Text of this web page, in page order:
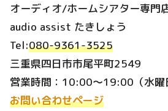
オーディオ/ホームシアター専門
audio assist たきしょう
Tel:080-9361-3525
三重県四日市市尾平町2549
営業時間：10:00～19:00（水曜
お問い合わせページ